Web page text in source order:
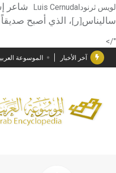
لويس ثرنوداLuis Cernuda شاعر
ساليناس[ر ]، الذي أصبح صديقاً
"/>
آخر الأخبار
دار الفكر
الموسوعة
جائزة مجمع
الأستاذ إياد
السيد محمد